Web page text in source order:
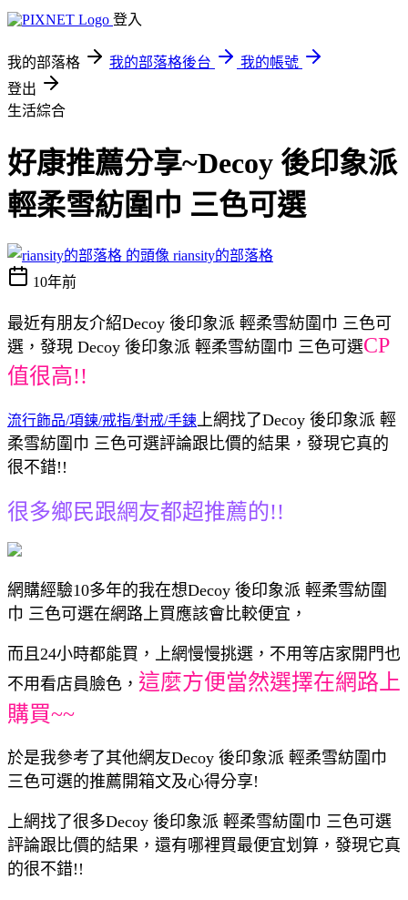
登入
我的部落格 我的部落格後台
我的帳號
登出
生活綜合
好康推薦分享~Decoy 後印象派
輕柔雪紡圍巾 三色可選
riansity的部落格
10年前
最近有朋友介紹Decoy 後印象派 輕柔雪紡圍巾 三色可
選，發現 Decoy 後印象派 輕柔雪紡圍巾 三色可選CP
值很高!!
流行飾品/項鍊/戒指/對戒/手鍊 上網找了Decoy 後印象派 輕
柔雪紡圍巾 三色可選評論跟比價的結果，發現它真的
很不錯!!
很多鄉民跟網友都超推薦的!!
網購經驗10多年的我在想Decoy 後印象派 輕柔雪紡圍
巾 三色可選在網路上買應該會比較便宜，
而且24小時都能買，上網慢慢挑選，不用等店家開門也
不用看店員臉色， 這麼方便當然選擇在網路上
購買~~
於是我參考了其他網友Decoy 後印象派 輕柔雪紡圍巾
三色可選的推薦開箱文及心得分享!
上網找了很多Decoy 後印象派 輕柔雪紡圍巾 三色可選
評論跟比價的結果，還有哪裡買最便宜划算，發現它真
的很不錯!!